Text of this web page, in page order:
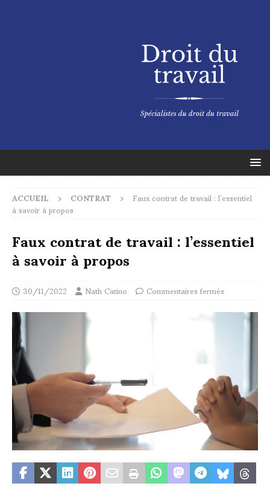
ACCUEIL CONTRAT Faux contrat de travail : l’essentiel
à savoir à propos
Faux contrat de travail : l’essentiel
à savoir à propos
30/11/2022 Nath Catino Commentaires fermés